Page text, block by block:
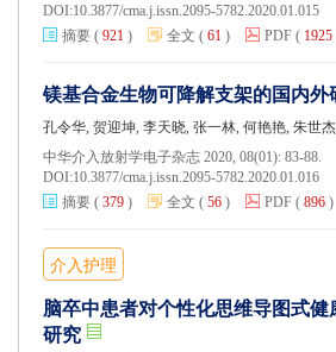
DOI:10.3877/cma.j.issn.2095-5782.2020.01.015
摘要 ( 921 ) 全文 ( 61 ) PDF ( 1925
镁基合金生物可降解支架的国内外
孔令华, 贺迎坤, 李天晓, 张一林, 何艳艳, 朱世
中华介入放射学电子杂志 2020, 08(01): 83-88.
DOI:10.3877/cma.j.issn.2095-5782.2020.01.016
摘要 ( 379 ) 全文 ( 56 ) PDF ( 896 )
介入护理
脑卒中患者对个性化思维导图式
研究